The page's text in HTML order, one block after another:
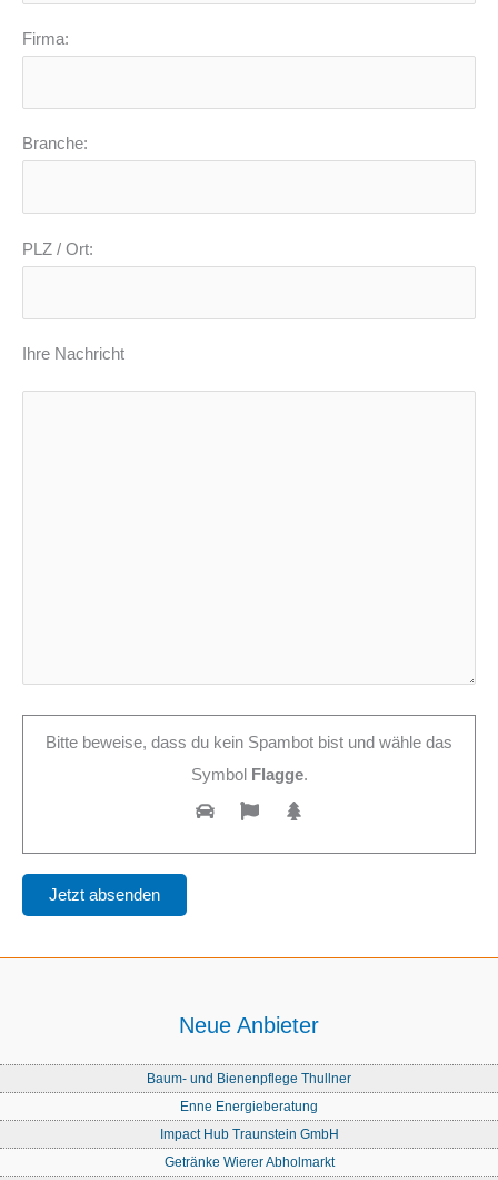
Firma:
Branche:
PLZ / Ort:
Ihre Nachricht
Bitte beweise, dass du kein Spambot bist und wähle das
Symbol
Flagge.
Neue Anbieter
Baum- und Bienenpflege Thullner
Enne Energieberatung
Impact Hub Traunstein GmbH
Getränke Wierer Abholmarkt